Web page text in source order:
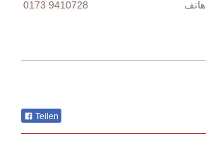
0173 9410728 هاتف
Teilen